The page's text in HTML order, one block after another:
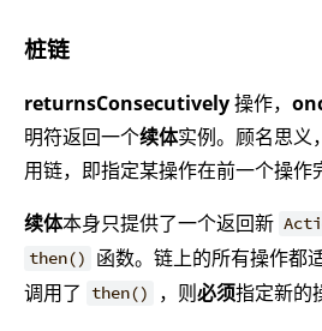
桩链
returnsConsecutively操作，
明符返回一个续体实例。顾名思义，
用链，即指定某操作在前一个操作
续体本身只提供了一个返回新
then()
函数。链上的所有操作都
调用了 then() ，则必须指定新的